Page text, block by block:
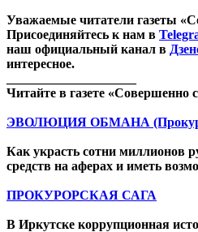
Уважаемые читатели газеты
Присоединяйтесь к нам в
наш официальный канал в
интересное.
Читайте в газете «Совершенно
ЭВОЛЮЦИЯ ОБМАНА
Как украсть сотни миллионов
средств на аферах и иметь
ПРОКУРОРСКАЯ САГА
В Иркутске коррупционная